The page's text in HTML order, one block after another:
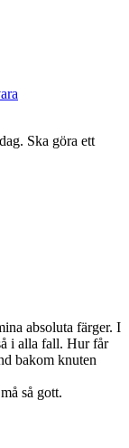
Ska göra ett
absoluta färger. I
i alla fall. Hur får
bakom knuten
så gott.